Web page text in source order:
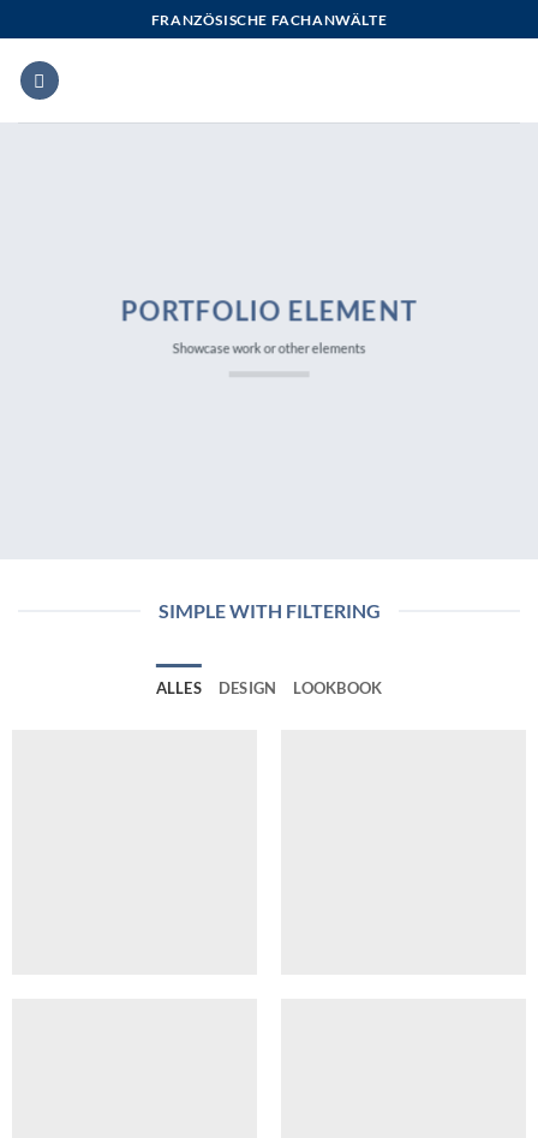
Inhalt
springen
FRANZÖSISCHE FACHANWÄLTE
PORTFOLIO ELEMENT
Showcase work or other elements
SIMPLE WITH FILTERING
ALLES DESIGN LOOKBOOK